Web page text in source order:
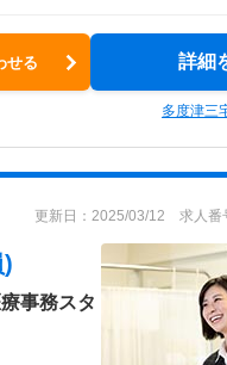
せる 詳細
多度津三
更新日：2025/03/12 求人番
事務スタ